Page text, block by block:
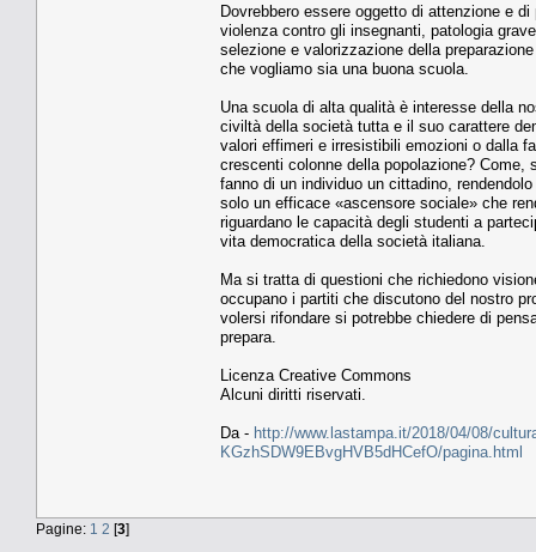
Dovrebbero essere oggetto di attenzione e
violenza contro gli insegnanti, patologia
selezione e valorizzazione della
che vogliamo sia una buona scuola.
Una scuola di alta qualità è interesse della
civiltà della società tutta e il suo carattere
valori effimeri e irresistibili emozioni o dalla
crescenti colonne della popolazione?
fanno di un individuo un cittadino,
solo un efficace «ascensore sociale» che
riguardano le capacità degli studenti a
vita democratica della società italiana.
Ma si tratta di questioni che richiedono
occupano i partiti che discutono del nostro
volersi rifondare si potrebbe chiedere di
prepara.
Licenza Creative Commons
Alcuni diritti riservati.
Da - http://www.lastampa.it/2018/04/08/
KGzhSDW9EBvgHVB5dHCefO/pagina.html
Pagine: 1 2 [3]